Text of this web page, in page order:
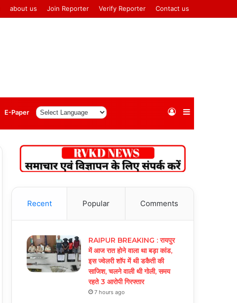
about us Join Reporter Verify Reporter Contact us
E-Paper Sidebar
Log
Recent Popular Comments
RAIPUR BREAKING : रायपुर
में आज रात होने वाला था बड़ा कांड,
इस ज्वेलरी शॉप में थी डकैती की
साजिश, चलने वाली थी गोली, समय
रहते 3 आरोपी गिरफ्तार
7 hours ago